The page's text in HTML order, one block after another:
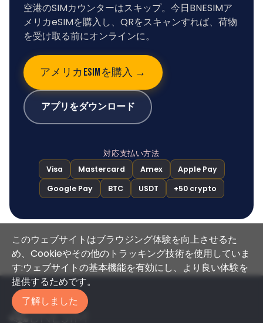
空港のSIMカウンターはスキップ。今日BNESIMア
メリカeSIMを購入し、QRをスキャンすれば、荷物
を受け取る前にオンラインに。
アメリカESIMを購入 →
アプリをダウンロード
対応支払い方法
Visa Mastercard Amex
Apple Pay
Google Pay
BTC USDT +50 crypto
このウェブサイトはブラウジング体験を向上させるた
め、Cookieやその他のトラッキング技術を使用していま
す:ウェブサイトの基本機能を有効にし、より良い体験を
提供するためです。
了解しました